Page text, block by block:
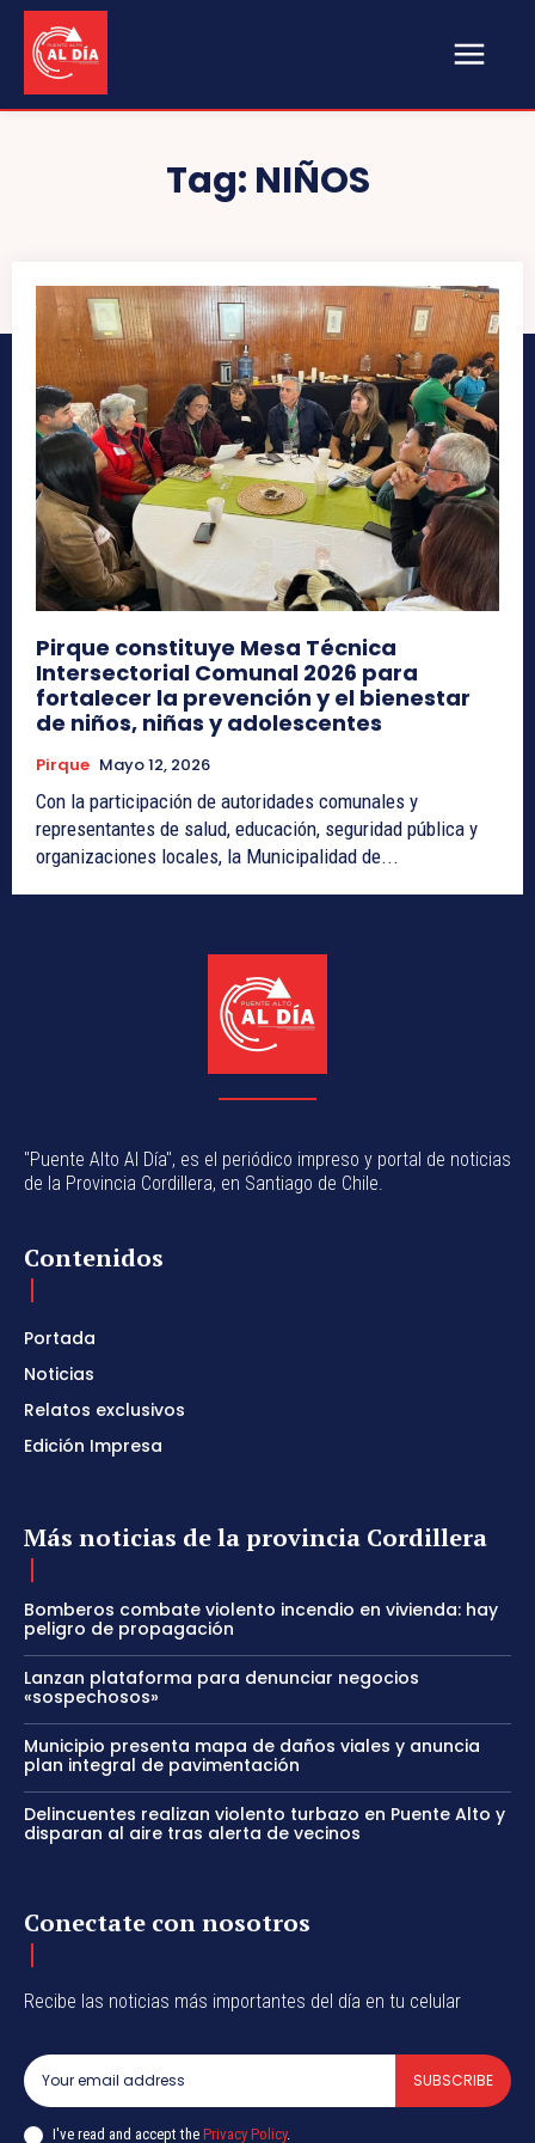
Tag: NIÑOS
Pirque constituye Mesa Técnica
Intersectorial Comunal 2026 para
fortalecer la prevención y el bienestar
de niños, niñas y adolescentes
Pirque Mayo 12, 2026
Con la participación de autoridades comunales y
representantes de salud, educación, seguridad pública y
organizaciones locales, la Municipalidad de...
"Puente Alto Al Día", es el periódico impreso y portal de noticias
de la Provincia Cordillera, en Santiago de Chile.
Contenidos
Portada
Noticias
Relatos exclusivos
Edición Impresa
Más noticias de la provincia Cordillera
Bomberos combate violento incendio en vivienda: hay
peligro de propagación
Lanzan plataforma para denunciar negocios
«sospechosos»
Municipio presenta mapa de daños viales y anuncia
plan integral de pavimentación
Delincuentes realizan violento turbazo en Puente Alto y
disparan al aire tras alerta de vecinos
Conectate con nosotros
Recibe las noticias más importantes del día en tu celular
SUBSCRIBE
I've read and accept the Privacy Policy.